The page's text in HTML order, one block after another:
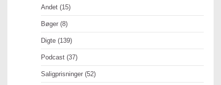
Andet (15)
Bøger (8)
Digte (139)
Podcast (37)
Saligprisninger (52)